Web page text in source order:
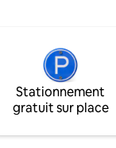
Stationnement
gratuit sur place